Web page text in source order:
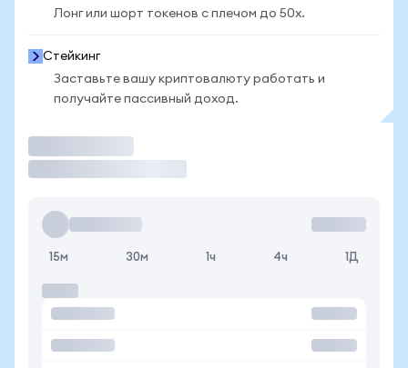
Лонг или шорт токенов с плечом до 50x.
Стейкинг
Заставьте вашу криптовалюту работать и
получайте пассивный доход.
15м 30м 1ч 4ч 1Д